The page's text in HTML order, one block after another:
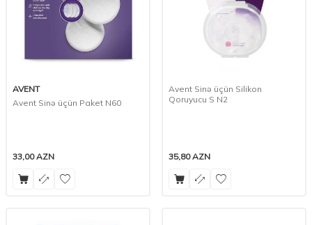
AVENT
Avent Sinə üçün Paket N60
33,00AZN
Avent Sinə üçün Silikon
Qoruyucu S N2
35,80AZN